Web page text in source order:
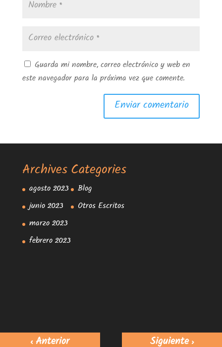
Guarda mi nombre, correo electrónico y web en
este navegador para la próxima vez que comente.
Archives
agosto 2023
junio 2023
marzo 2023
febrero 2023
Categories
Blog
Otros Escritos
< Anterior Siguiente >